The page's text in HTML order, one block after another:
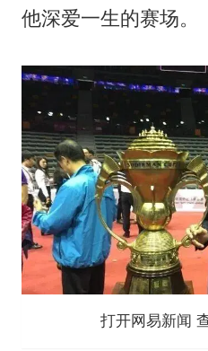
他深爱一生的赛场。
打开网易新闻